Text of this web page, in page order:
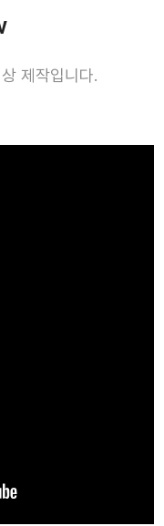
제작입니다.